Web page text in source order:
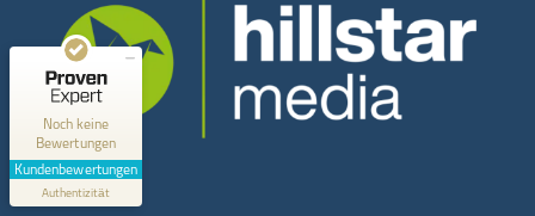
Kontakt
Hillstar Media
Noch keine
Bewertungen
Kundenbewertungen
Authentizität
Hillstar Media
MANGELHAFT
0,00 / 5,00
Erfahren Sie mehr über dieses Bewertungssiegel
Profil ansehen